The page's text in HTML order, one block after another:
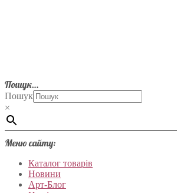
Пошук…
Пошук
×
Меню сайту:
Каталог товарів
Новини
Арт-Блог